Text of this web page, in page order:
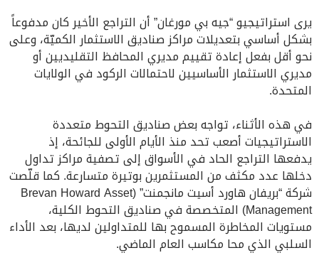
يرى استراتيجيو “جيه بي مورغان” أن التراجع الأخير كان مدفوعاً
بشكل أساسي بتعديلات مراكز صناديق الاستثمار الكميّة، وعلى
نحو أقل بفعل إعادة تقييم مديري المحافظ التقليديين أو
مديري الاستثمار الأساسيين لاحتمالات الركود في الولايات
المتحدة.
في هذه الأثناء، تواجه بعض صناديق التحوط متعددة
الاستراتيجيات أصعب تحد منذ الأيام الأولى للجائحة، إذ
يدفعها التراجع الحاد في الأسواق إلى تصفية مراكز تداول
دخلها عدد مكثف من المستثمرين بوتيرة متسارعة. كما قلّصت
شركة “بريفان هاورد أسيت مانجمنت” (Brevan Howard Asset
Management) المتخصصة في صناديق التحوط الكلية،
مستويات المخاطرة المسموح بها للمتداولين لديها، بعد الأداء
السلبي الذي محا مكاسب العام الماضي.